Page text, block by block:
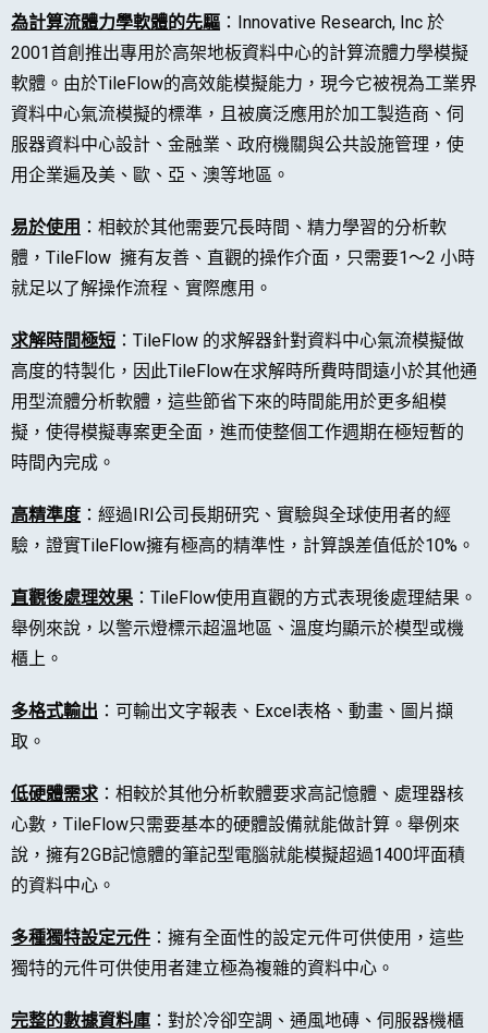
為計算流體力學軟體的先驅 ：Innovative Research, Inc 於
2001首創推出專用於高架地板資料中心的計算流體力學模擬
軟體。由於TileFlow的高效能模擬能力，現今它被視為工業界
資料中心氣流模擬的標準，且被廣泛應用於加工製造商、伺
服器資料中心設計、金融業、政府機關與公共設施管理，使
用企業遍及美、歐、亞、澳等地區。
易於使用 ：相較於其他需要冗長時間、精力學習的分析軟
體，TileFlow 擁有友善、直觀的操作介面，只需要1～2 小時
就足以了解操作流程、實際應用。
求解時間極短 ：TileFlow 的求解器針對資料中心氣流模擬做
高度的特製化，因此TileFlow在求解時所費時間遠小於其他通
用型流體分析軟體，這些節省下來的時間能用於更多組模
擬，使得模擬專案更全面，進而使整個工作週期在極短暫的
時間內完成。
高精準度 ：經過IRI公司長期研究、實驗與全球使用者的經
驗，證實TileFlow擁有極高的精準性，計算誤差值低於10%。
直觀後處理效果 ：TileFlow使用直觀的方式表現後處理結果。
舉例來說，以警示燈標示超溫地區、溫度均顯示於模型或機
櫃上。
多格式輸出 ：可輸出文字報表、Excel表格、動畫、圖片擷
取。
低硬體需求：相較於其他分析軟體要求高記憶體、處理器核
心數，TileFlow只需要基本的硬體設備就能做計算。舉例來
說，擁有2GB記憶體的筆記型電腦就能模擬超過1400坪面積
的資料中心。
多種獨特設定元件 ：擁有全面性的設定元件可供使用，這些
獨特的元件可供使用者建立極為複雜的資料中心。
完整的數據資料庫 ：對於冷卻空調、通風地磚、伺服器機櫃